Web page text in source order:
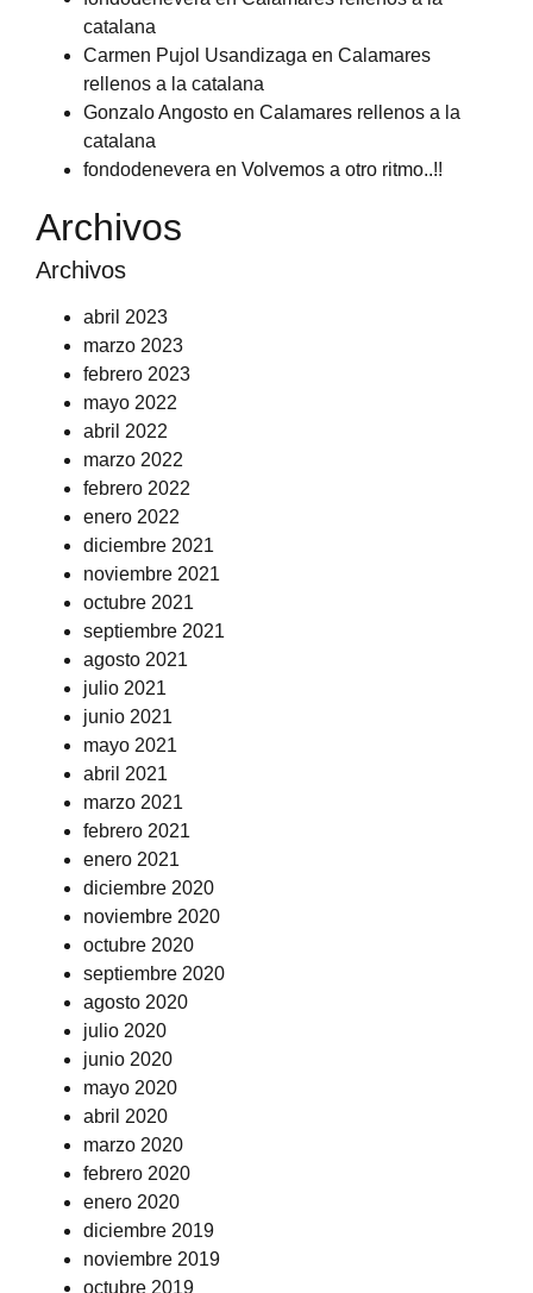
catalana
Carmen Pujol Usandizaga en Calamares
rellenos a la catalana
Gonzalo Angosto en Calamares rellenos a la
catalana
fondodenevera en Volvemos a otro ritmo..!!
Archivos
Archivos
abril 2023
marzo 2023
febrero 2023
mayo 2022
abril 2022
marzo 2022
febrero 2022
enero 2022
diciembre 2021
noviembre 2021
octubre 2021
septiembre 2021
agosto 2021
julio 2021
junio 2021
mayo 2021
abril 2021
marzo 2021
febrero 2021
enero 2021
diciembre 2020
noviembre 2020
octubre 2020
septiembre 2020
agosto 2020
julio 2020
junio 2020
mayo 2020
abril 2020
marzo 2020
febrero 2020
enero 2020
diciembre 2019
noviembre 2019
octubre 2019